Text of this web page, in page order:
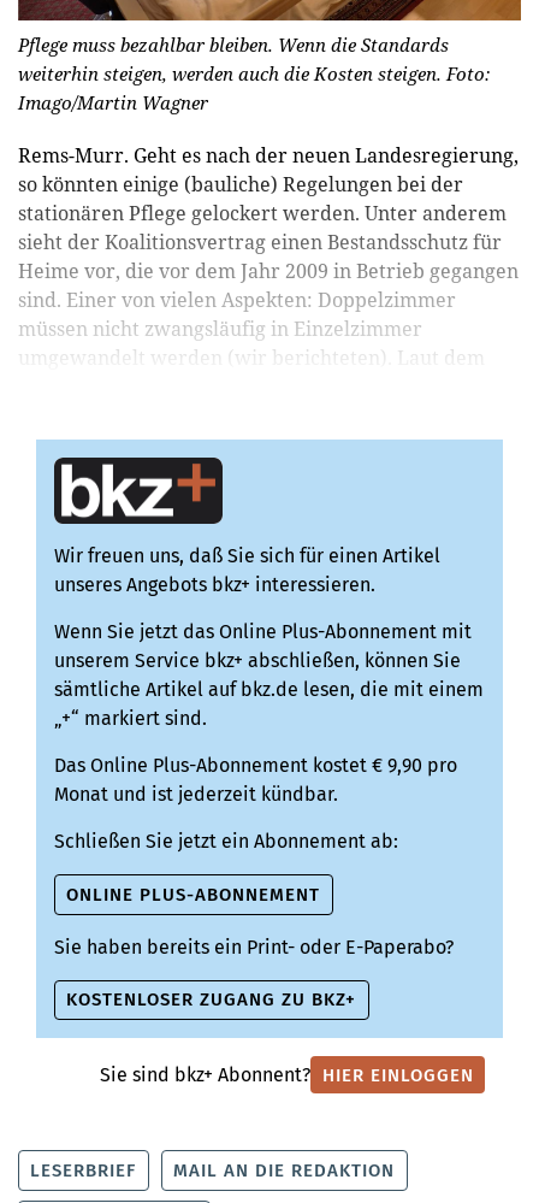
Pflege muss bezahlbar bleiben. Wenn die Standards
weiterhin steigen, werden auch die Kosten steigen. Foto:
Imago/Martin Wagner
Rems-Murr. Geht es nach der neuen Landesregierung,
so könnten einige (bauliche) Regelungen bei der
stationären Pflege gelockert werden. Unter anderem
sieht der Koalitionsvertrag einen Bestandsschutz für
Heime vor, die vor dem Jahr 2009 in Betrieb gegangen
sind. Einer von vielen Aspekten: Doppelzimmer
müssen nicht zwangsläufig in Einzelzimmer
umgewandelt werden (wir berichteten). Laut dem
Wir freuen uns, daß Sie sich für einen Artikel
unseres Angebots bkz+ interessieren.
Wenn Sie jetzt das Online Plus-Abonnement mit
unserem Service bkz+ abschließen, können Sie
sämtliche Artikel auf bkz.de lesen, die mit einem
„+“ markiert sind.
Das Online Plus-Abonnement kostet € 9,90 pro
Monat und ist jederzeit kündbar.
Schließen Sie jetzt ein Abonnement ab:
ONLINE PLUS-ABONNEMENT
Sie haben bereits ein Print- oder E-Paperabo?
KOSTENLOSER ZUGANG ZU BKZ+
Sie sind bkz+ Abonnent? HIER EINLOGGEN
LESERBRIEF MAIL AN DIE REDAKTION